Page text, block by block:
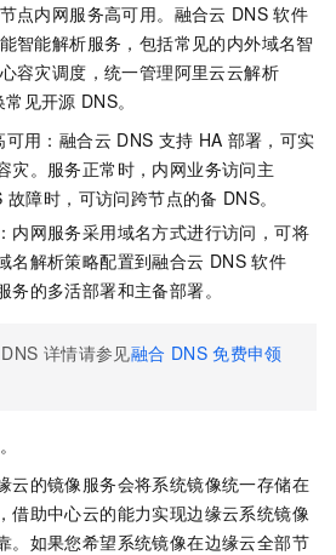
点内网服务高可用。融合云 DNS 软件
智能解析服务，包括常见的内外域名智
容灾调度，统一管理阿里云云解析
常见开源 DNS。
可用：融合云 DNS 支持 HA 部署，可实
灾。服务正常时，内网业务访问主
故障时，可访问跨节点的备 DNS。
内网服务采用域名方式进行访问，可将
名解析策略配置到融合云 DNS 软件
务的多活部署和主备部署。
DNS 详情请参见融合 DNS 免费申领
云的镜像服务会将系统镜像统一存储在
借助中心云的能力实现边缘云系统镜像
。如果您希望系统镜像在边缘云全部节